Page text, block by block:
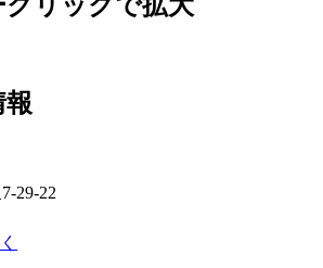
クリックで拡大
報
29-22